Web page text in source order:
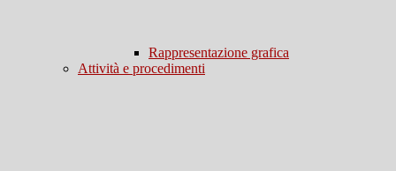
Rappresentazione grafica
Attività e procedimenti